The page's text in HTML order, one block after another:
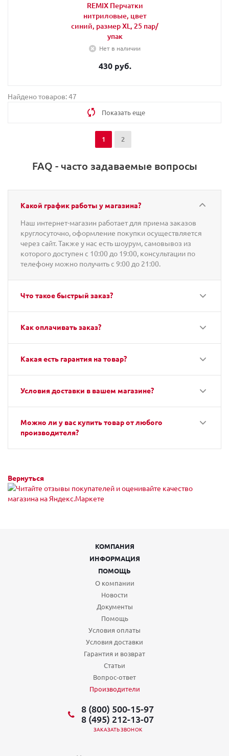
REMIX Перчатки
нитриловые, цвет
синий, размер XL, 25 пар/
упак
Нет в наличии
430 руб.
Найдено товаров: 47
Показать еще
1 2
FAQ - часто задаваемые вопросы
Какой график работы у магазина?
Наш интернет-магазин работает для приема заказов
круглосуточно, оформление покупки осуществляется
через сайт. Также у нас есть шоурум, самовывоз из
которого доступен с 10:00 до 19:00, консультации по
телефону можно получить с 9:00 до 21:00.
Что такое быстрый заказ?
Как оплачивать заказ?
Какая есть гарантия на товар?
Условия доставки в вашем магазине?
Можно ли у вас купить товар от любого
производителя?
Вернуться
КОМПАНИЯ
ИНФОРМАЦИЯ
ПОМОЩЬ
О компании
Новости
Документы
Помощь
Условия оплаты
Условия доставки
Гарантия и возврат
Статьи
Вопрос-ответ
Производители
8 (800) 500-15-97
8 (495) 212-13-07
ЗАКАЗАТЬ ЗВОНОК